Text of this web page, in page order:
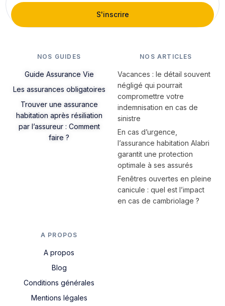
S'inscrire
NOS GUIDES
Guide Assurance Vie
Les assurances obligatoires
Trouver une assurance
habitation après résiliation
par l’assureur : Comment
faire ?
NOS ARTICLES
Vacances : le détail souvent
négligé qui pourrait
compromettre votre
indemnisation en cas de
sinistre
En cas d’urgence,
l’assurance habitation Alabri
garantit une protection
optimale à ses assurés
Fenêtres ouvertes en pleine
canicule : quel est l’impact
en cas de cambriolage ?
A PROPOS
A propos
Blog
Conditions générales
Mentions légales